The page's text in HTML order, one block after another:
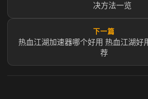
决方法一览
下一篇
热血江湖加速器哪个好用 热血江湖好
荐